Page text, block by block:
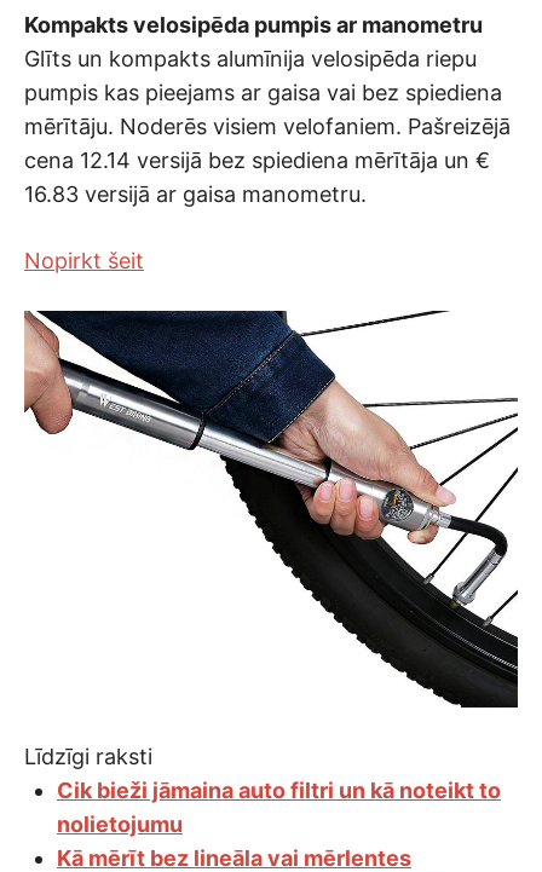
Kompakts velosipēda pumpis ar manometru
Glīts un kompakts alumīnija velosipēda riepu
pumpis kas pieejams ar gaisa vai bez spiediena
mērītāju. Noderēs visiem velofaniem. Pašreizējā
cena 12.14 versijā bez spiediena mērītāja un €
16.83 versijā ar gaisa manometru.
Nopirkt šeit
Līdzīgi raksti
Cik bieži jāmaina auto filtri un kā noteikt to
nolietojumu
Kā mērīt bez lineāla vai mērlentes